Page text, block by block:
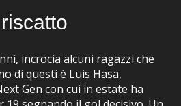
incrocia alcuni ragazzi che
di questi è Luis Hasa,
Gen con cui in estate ha